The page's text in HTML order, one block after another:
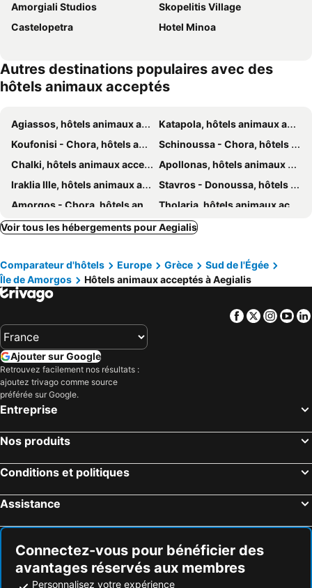
Amorgiali Studios
Skopelitis Village
Castelopetra
Hotel Minoa
Autres destinations populaires avec des
hôtels animaux acceptés
Agiassos, hôtels animaux acceptés
Katapola, hôtels animaux acceptés
Koufonisi - Chora, hôtels animaux acceptés
Schinoussa - Chora, hôtels animaux acceptés
Chalki, hôtels animaux acceptés
Apollonas, hôtels animaux acceptés
Iraklia Ille, hôtels animaux acceptés
Stavros - Donoussa, hôtels animaux acceptés
Amorgos - Chora, hôtels animaux acceptés
Tholaria, hôtels animaux acceptés
Voir tous les hébergements pour Aegialis
Comparateur d'hôtels Europe Grèce
Sud de l'Égée
Île de Amorgos
Hôtels animaux acceptés à Aegialis
Facebook
Twitter
Ajouter sur Google
Retrouvez facilement nos résultats :
ajoutez trivago comme source
préférée sur Google.
Entreprise
Nos produits
Conditions et politiques
Assistance
Connectez-vous pour bénéficier des
avantages réservés aux membres
Personnalisez votre expérience